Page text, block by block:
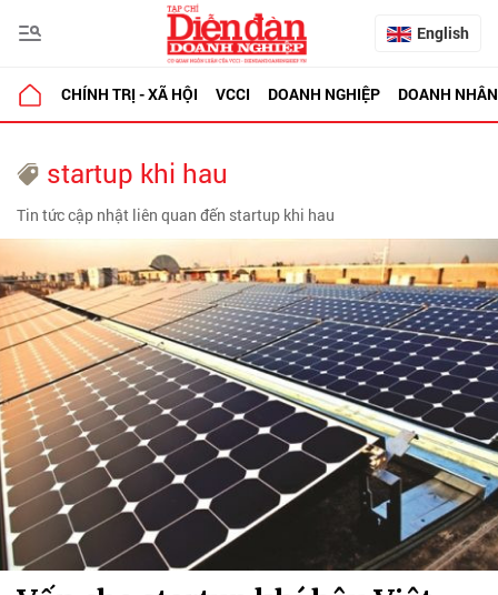
English
CHÍNH TRỊ - XÃ HỘI VCCI DOANH NGHIỆP DOANH NHÂN
startup khi hau
Tin tức cập nhật liên quan đến startup khi hau